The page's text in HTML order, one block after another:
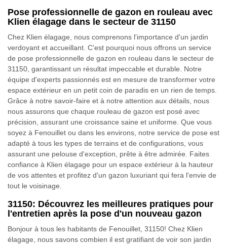
Pose professionnelle de gazon en rouleau avec
Klien élagage dans le secteur de 31150
Chez Klien élagage, nous comprenons l'importance d'un jardin
verdoyant et accueillant. C'est pourquoi nous offrons un service
de pose professionnelle de gazon en rouleau dans le secteur de
31150, garantissant un résultat impeccable et durable. Notre
équipe d'experts passionnés est en mesure de transformer votre
espace extérieur en un petit coin de paradis en un rien de temps.
Grâce à notre savoir-faire et à notre attention aux détails, nous
nous assurons que chaque rouleau de gazon est posé avec
précision, assurant une croissance saine et uniforme. Que vous
soyez à Fenouillet ou dans les environs, notre service de pose est
adapté à tous les types de terrains et de configurations, vous
assurant une pelouse d'exception, prête à être admirée. Faites
confiance à Klien élagage pour un espace extérieur à la hauteur
de vos attentes et profitez d'un gazon luxuriant qui fera l'envie de
tout le voisinage.
31150: Découvrez les meilleures pratiques pour
l'entretien après la pose d'un nouveau gazon
Bonjour à tous les habitants de Fenouillet, 31150! Chez Klien
élagage, nous savons combien il est gratifiant de voir son jardin